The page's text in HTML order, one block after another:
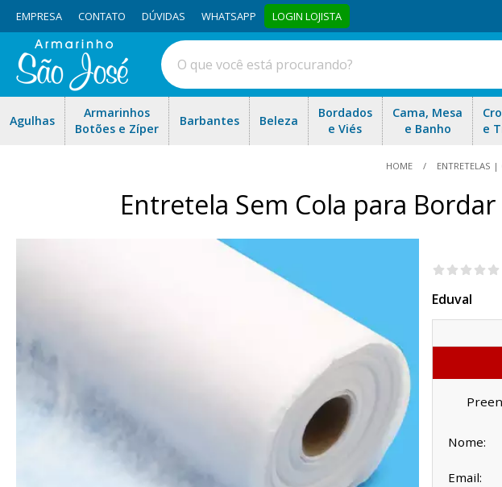
EMPRESA CONTATO DÚVIDAS WHATSAPP LOGIN LOJISTA
Agulhas
Armarinhos
Botões e Zíper
Barbantes Beleza
Bordados
e Viés
Cama, Mesa
e Banho
e
HOME ENTRETELAS |
Entretela Sem Cola para
Eduval
Nome:
Email: